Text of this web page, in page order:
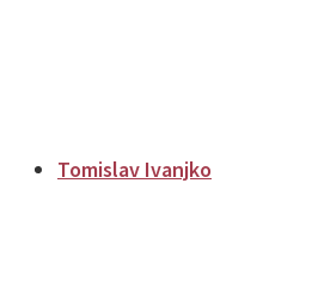
Tomislav Ivanjko